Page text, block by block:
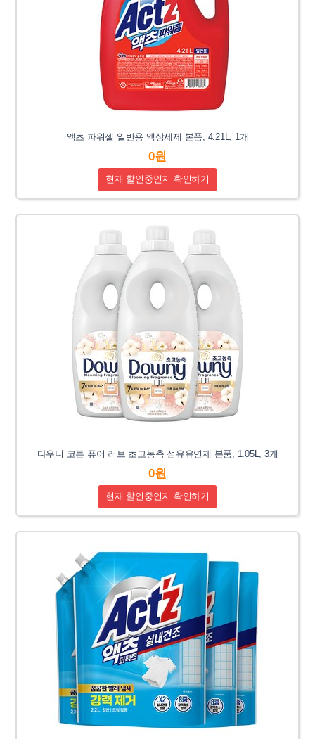
액츠 파워젤 일반용 액상세제 본품, 4.21L, 1개
0원
현재 할인중인지 확인하기
다우니 코튼 퓨어 러브 초고농축 섬유유연제 본품, 1.05L, 3개
0원
현재 할인중인지 확인하기